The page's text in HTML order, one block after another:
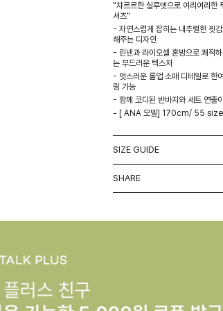
"챠르르한 실루엣으로 여리여리한
셔츠"
- 자연스럽게 잡히는 내추럴한 핏
해주는 디자인
- 린넨과 라이오셀 혼방으로 쾌적
는 부드러운 텍스처
- 멋스러운 롤업 소매 디테일로 한
링 가능
- 함께 코디된 반바지와 세트 연출
- [ ANA 모델] 170cm/ 55 size
SIZE GUIDE
SHARE